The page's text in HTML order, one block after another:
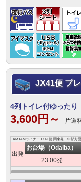
JX41便 プ
4列トイレ付ゆったり
3,600円～ 片道
JAMJAMライナーJX41便 関東発→中部方
出発
お台場（Odaiba）
23:00発